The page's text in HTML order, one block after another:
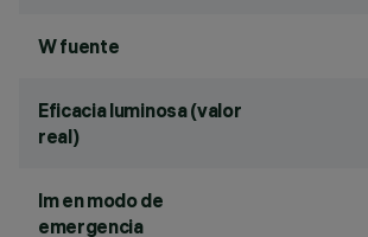
W fuente
Eficacia luminosa (valor
real)
lm en modo de
emergencia